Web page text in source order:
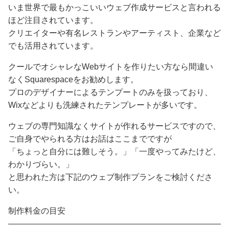
いま世界で最もかっこいいウェブ作成サービスと言われる
ほど注目されています。
クリエイターや有名レストランやアーティスト、企業など
でも活用されています。
クールでオシャレなWebサイトを作りたい方なら間違い
なくSquarespaceをお勧めします。
プロのデザイナーによるテンプートのみを扱っており、
Wixなどよりも洗練されたテンプレートが多いです。
ウェブの専門知識なくサイトが作れるサービスですので、
ご自身でやられる方はお話はここまでですが
「ちょっと自分には難しそう。」「一度やってみたけど、
わかりづらい。」
と思われた方は下記のウェブ制作プランをご検討くださ
い。
制作料金の目安
——————————————————————————